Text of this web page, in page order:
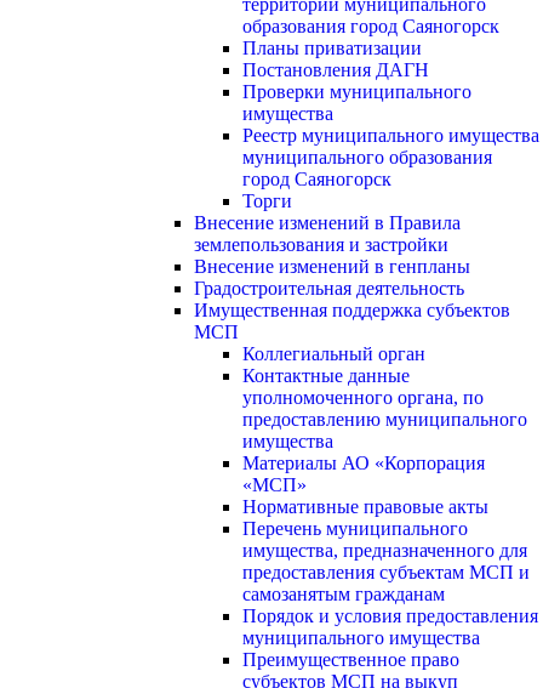
территории муниципального
образования город Саяногорск
Планы приватизации
Постановления ДАГН
Проверки муниципального
имущества
Реестр муниципального имущества
муниципального образования
город Саяногорск
Торги
Внесение изменений в Правила
землепользования и застройки
Внесение изменений в генпланы
Градостроительная деятельность
Имущественная поддержка субъектов
МСП
Коллегиальный орган
Контактные данные
уполномоченного органа, по
предоставлению муниципального
имущества
Материалы АО «Корпорация
«МСП»
Нормативные правовые акты
Перечень муниципального
имущества, предназначенного для
предоставления субъектам МСП и
самозанятым гражданам
Порядок и условия предоставления
муниципального имущества
Преимущественное право
субъектов МСП на выкуп